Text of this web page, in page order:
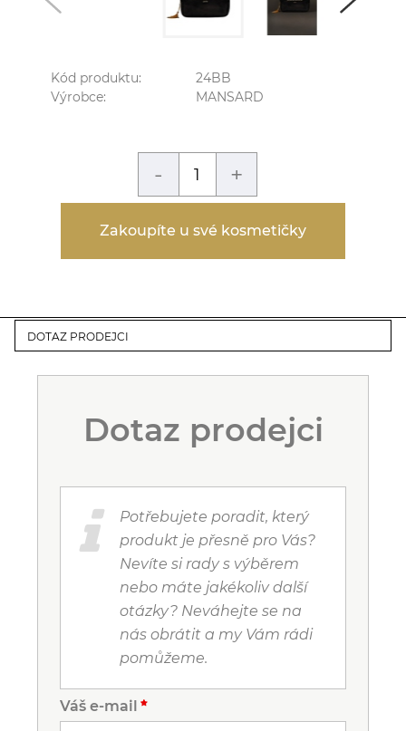
Kód produktu:
24BB
Výrobce:
MANSARD
- +
Zakoupíte u své kosmetičky
DOTAZ PRODEJCI
Dotaz prodejci
Potřebujete poradit, který
produkt je přesně pro Vás?
Nevíte si rady s výběrem
nebo máte jakékoliv další
otázky? Neváhejte se na
nás obrátit a my Vám rádi
pomůžeme.
Váš e-mail